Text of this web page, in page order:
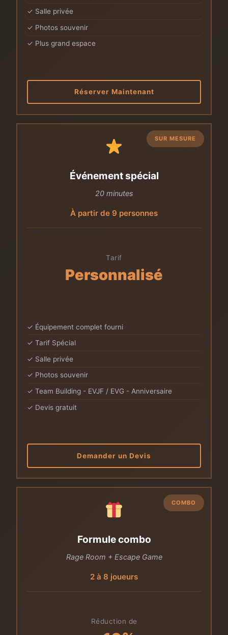
✓ Salle privée
✓ Photos souvenir
✓ Plus grand espace
Réserver Maintenant
SUR MESURE
Événement spécial
20 minutes
À partir de 9 personnes
Tarif
Personnalisé
✓ Équipement complet fourni
✓ Tarif Spécial
✓ Salle privée
✓ Photos souvenir
✓ Team Building - EVJF / EVG - Anniversaire
✓ Devis gratuit
Demander un Devis
COMBO
Formule combo
Rage Room + Escape Game
2 à 8 joueurs
Réduction de